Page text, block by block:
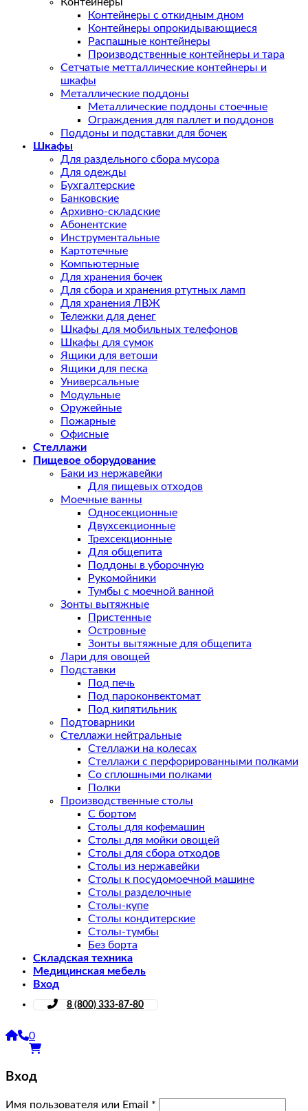
Контейнеры
Контейнеры с откидным дном
Контейнеры опрокидывающиеся
Распашные контейнеры
Производственные контейнеры и тара
Сетчатые метталлические контейнеры и
шкафы
Металлические поддоны
Металлические поддоны стоечные
Ограждения для паллет и поддонов
Поддоны и подставки для бочек
Шкафы
Для раздельного сбора мусора
Для одежды
Бухгалтерские
Банковские
Архивно-складские
Абонентские
Инструментальные
Картотечные
Компьютерные
Для хранения бочек
Для сбора и хранения ртутных ламп
Для хранения ЛВЖ
Тележки для денег
Шкафы для мобильных телефонов
Шкафы для сумок
Ящики для ветоши
Ящики для песка
Универсальные
Модульные
Оружейные
Пожарные
Офисные
Стеллажи
Пищевое оборудование
Баки из нержавейки
Для пищевых отходов
Моечные ванны
Односекционные
Двухсекционные
Трехсекционные
Для общепита
Поддоны в уборочную
Рукомойники
Тумбы с моечной ванной
Зонты вытяжные
Пристенные
Островные
Зонты вытяжные для общепита
Лари для овощей
Подставки
Под печь
Под пароконвектомат
Под кипятильник
Подтоварники
Стеллажи нейтральные
Стеллажи на колесах
Стеллажи с перфорированными полками
Со сплошными полками
Полки
Производственные столы
С бортом
Столы для кофемашин
Столы для мойки овощей
Столы для сбора отходов
Столы из нержавейки
Столы к посудомоечной машине
Столы разделочные
Столы-купе
Столы кондитерские
Столы-тумбы
Без борта
Складская техника
Медицинская мебель
Вход
8 (800) 333-87-80
0
Вход
Имя пользователя или Email *